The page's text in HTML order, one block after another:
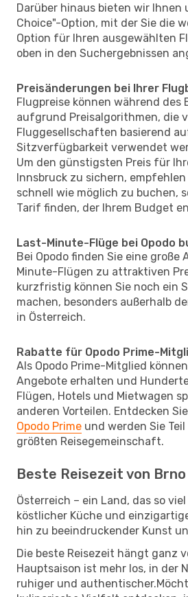
Darüber hinaus bieten wir Ihnen
Choice"-Option, mit der Sie die
Option für Ihren ausgewählten
oben in den Suchergebnissen
Preisänderungen bei Ihrer
Flugpreise können während des
aufgrund Preisalgorithmen, die
Fluggesellschaften basierend
Sitzverfügbarkeit verwendet
Um den günstigsten Preis für
Innsbruck zu sichern,
schnell wie möglich zu buchen,
Tarif finden, der Ihrem Budget
Last-Minute-Flüge bei Opodo
Bei Opodo finden Sie eine große
Minute-Flügen zu attraktiven
kurzfristig können Sie noch ein
machen, besonders außerhalb
in Österreich.
Rabatte für Opodo Prime-
Als Opodo Prime-Mitglied
Angebote erhalten und
Flügen, Hotels und Mietwagen
anderen Vorteilen. Entdecken
Opodo Prime und werden Sie
größten Reisegemeinschaft.
Beste Reisezeit von
Österreich – ein Land, das so
köstlicher Küche und
hin zu beeindruckender Kunst
Die beste Reisezeit hängt ganz
Hauptsaison ist mehr los, in der
ruhiger und